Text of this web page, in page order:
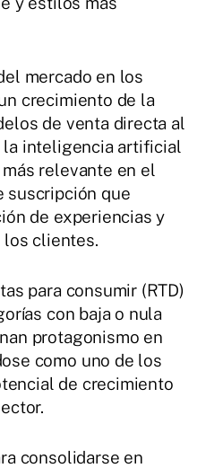
mercado en los
crecimiento de la
de venta directa al
la inteligencia artificial
relevante en el
suscripción que
de experiencias y
los clientes.
para consumir (RTD)
con baja o nula
protagonismo en
como uno de los
de crecimiento
consolidarse en